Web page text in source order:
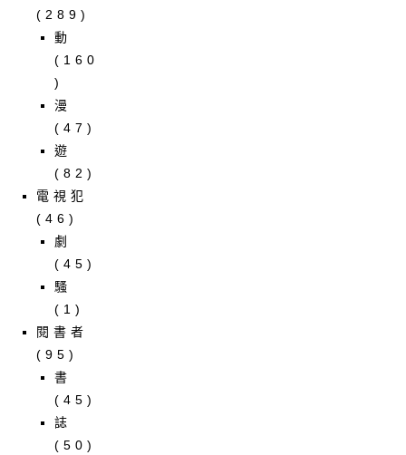
(289)
動
(160
)
漫
(47)
遊
(82)
電視犯
(46)
劇
(45)
騷
(1)
閱書者
(95)
書
(45)
誌
(50)